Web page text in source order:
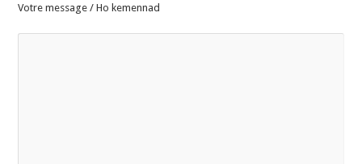
Votre message / Ho kemennad